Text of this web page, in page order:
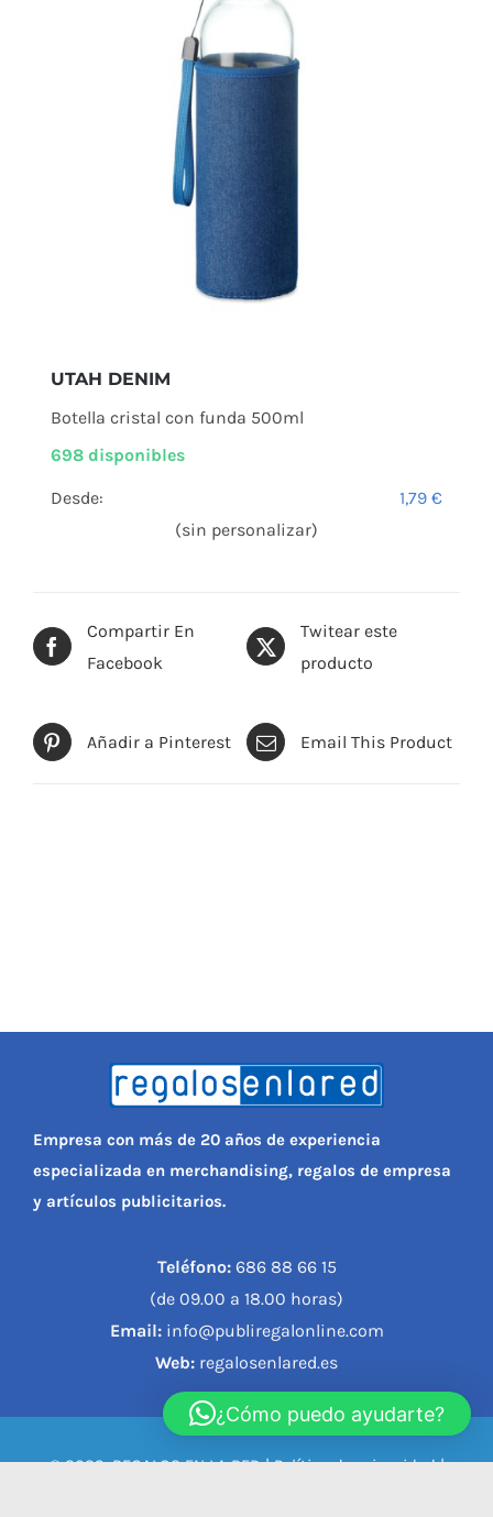
Compartir En
Facebook
Twitear este
producto
Añadir a Pinterest Email This Product
UTAH DENIM
Botella cristal con funda 500ml
698 disponibles
Desde: 1,79€
(sin personalizar)
Empresa con más de 20 años de experiencia
especializada en merchandising, regalos de empresa
y artículos publicitarios.
Teléfono:686 88 66 15
(de 09.00 a 18.00 horas)
Email:info@publiregalonline.com
Web: regalosenlared.es
© 2023, REGALOS EN LA RED |Política de privacidad|
¿Cómo puedo ayudarte?